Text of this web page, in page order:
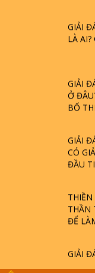
GIẢI
LÀ
GIẢI
Ở
BỐ
GIẢI
CÓ
ĐẦU
THẦN
ĐỂ
GIẢI
LOÀI
NÀO